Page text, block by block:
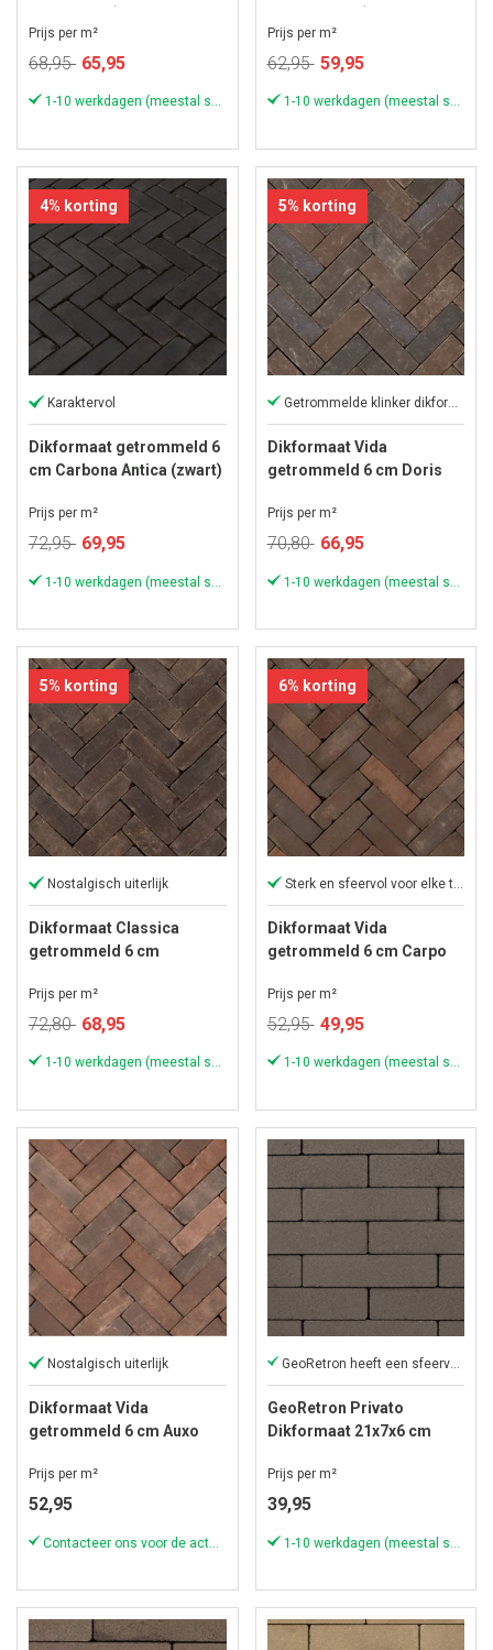
blauw-bruin)
Prijs per m²
68,95 Speciale
65,95
1-10 werkdagen (meestal sneller)
genuanceerd)
Prijs per m²
62,95 Speciale
59,95
1-10 werkdagen (meestal sneller)
4% korting
Karaktervol
Dikformaat getrommeld 6
cm Carbona Antica (zwart)
Prijs per m²
72,95 Speciale
69,95
5% korting
Getrommelde klinker dikformaat
Dikformaat Vida
getrommeld 6 cm Doris
Prijs per m²
70,80 Speciale
66,95
5% korting
Nostalgisch uiterlijk
Dikformaat Classica
getrommeld 6 cm
Prijs per m²
72,80 Speciale
68,95
1-10 werkdagen (meestal sneller)
6% korting
Sterk en sfeervol voor elke tuin
Dikformaat Vida
getrommeld 6 cm Carpo
Prijs per m²
52,95 Speciale
49,95
1-10 werkdagen (meestal sneller)
Nostalgisch uiterlijk
Dikformaat Vida
getrommeld 6 cm Auxo
Prijs per m²
52,95
GeoRetron heeft een sfeervolle uitstraling
GeoRetron Privato
Dikformaat 21x7x6 cm
Prijs per m²
39,95